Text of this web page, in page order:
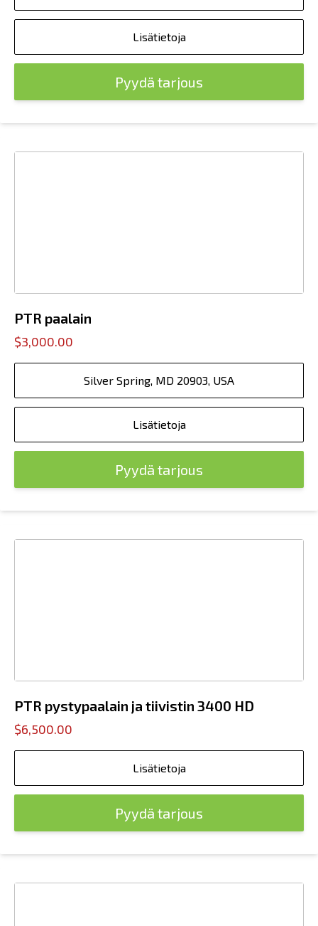
Lisätietoja
Pyydä tarjous
PTR paalain
$3,000.00
Silver Spring, MD 20903, USA
Lisätietoja
Pyydä tarjous
PTR pystypaalain ja tiivistin 3400 HD
$6,500.00
Lisätietoja
Pyydä tarjous